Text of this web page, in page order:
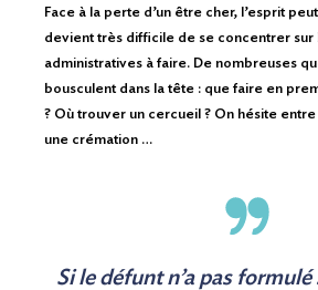
Face à la perte d’un être cher, l’esprit
devient très difficile de se concentrer sur
administratives à faire. De nombreuses
bousculent dans la tête : que faire en
? Où trouver un cercueil ? On hésite
une crémation …
Si le défunt n’a pas formulé